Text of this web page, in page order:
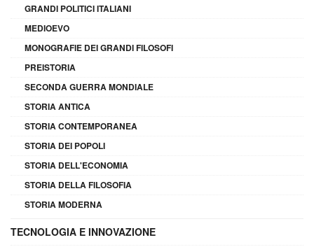
GRANDI POLITICI ITALIANI
MEDIOEVO
MONOGRAFIE DEI GRANDI FILOSOFI
PREISTORIA
SECONDA GUERRA MONDIALE
STORIA ANTICA
STORIA CONTEMPORANEA
STORIA DEI POPOLI
STORIA DELL'ECONOMIA
STORIA DELLA FILOSOFIA
STORIA MODERNA
TECNOLOGIA E INNOVAZIONE